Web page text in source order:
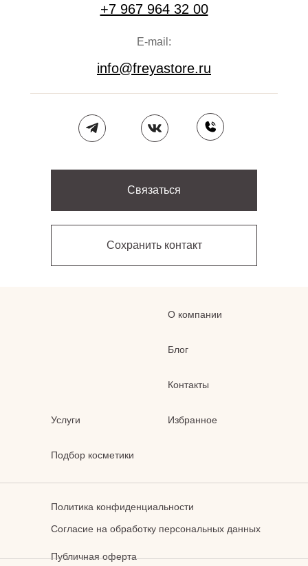
+7 967 964 32 00
E-mail:
info@freyastore.ru
Связаться
Сохранить контакт
Услуги
Подбор косметики
О компании
Блог
Контакты
Избранное
Политика конфиденциальности
Публичная оферта
Согласие на обработку персональных данных